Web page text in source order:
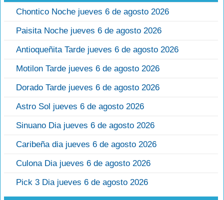
Chontico Noche jueves 6 de agosto 2026
Paisita Noche jueves 6 de agosto 2026
Antioqueñita Tarde jueves 6 de agosto 2026
Motilon Tarde jueves 6 de agosto 2026
Dorado Tarde jueves 6 de agosto 2026
Astro Sol jueves 6 de agosto 2026
Sinuano Dia jueves 6 de agosto 2026
Caribeña dia jueves 6 de agosto 2026
Culona Dia jueves 6 de agosto 2026
Pick 3 Dia jueves 6 de agosto 2026